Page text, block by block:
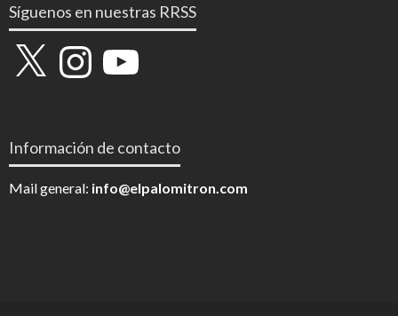
Síguenos en nuestras RRSS
X InstagramYouTube
Información de contacto
Mail general: info@elpalomitron.com